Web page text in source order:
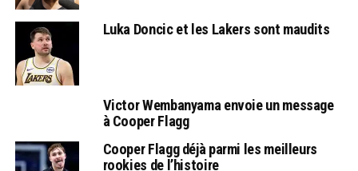
Luka Doncic et les Lakers sont maudits
Victor Wembanyama envoie un message
à Cooper Flagg
Cooper Flagg déjà parmi les meilleurs
rookies de l’histoire